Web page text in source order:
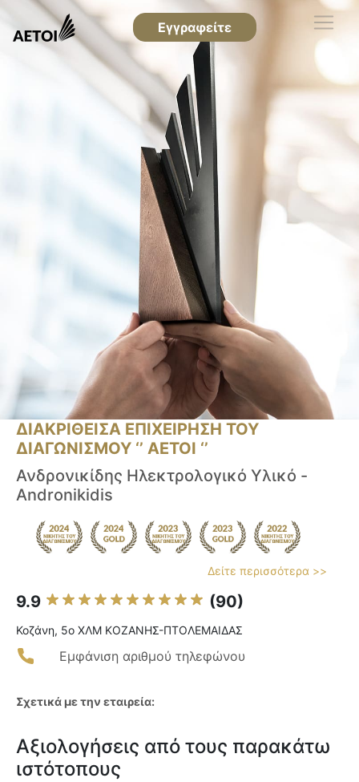
Εγγραφείτε
ΔΙΑΚΡΙΘΕΙΣΑ ΕΠΙΧΕΙΡΗΣΗ ΤΟΥ
ΔΙΑΓΩΝΙΣΜΟΥ ‘’ ΑΕΤΟΙ ‘’
Ανδρονικίδης Ηλεκτρολογικό Υλικό -
Andronikidis
Δείτε περισσότερα >>
9.9 (90)
Κοζάνη, 5ο ΧΛΜ ΚΟΖΑΝΗΣ-ΠΤΟΛΕΜΑΙΔΑΣ
Εμφάνιση αριθμού τηλεφώνου
Σχετικά με την εταιρεία:
Αξιολογήσεις από τους παρακάτω
ιστότοπους